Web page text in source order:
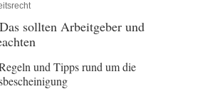
sollten Arbeitgeber und
und Tipps rund um die